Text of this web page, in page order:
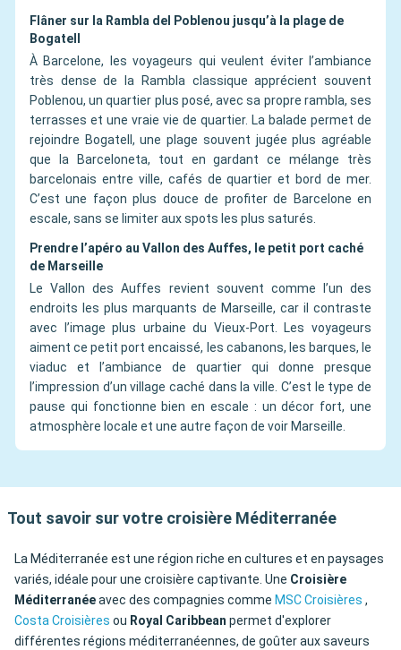
Flâner sur la Rambla del Poblenou jusqu’à la plage de
Bogatell
À Barcelone, les voyageurs qui veulent éviter l’ambiance
très dense de la Rambla classique apprécient souvent
Poblenou, un quartier plus posé, avec sa propre rambla, ses
terrasses et une vraie vie de quartier. La balade permet de
rejoindre Bogatell, une plage souvent jugée plus agréable
que la Barceloneta, tout en gardant ce mélange très
barcelonais entre ville, cafés de quartier et bord de mer.
C’est une façon plus douce de profiter de Barcelone en
escale, sans se limiter aux spots les plus saturés.
Prendre l’apéro au Vallon des Auffes, le petit port caché
de Marseille
Le Vallon des Auffes revient souvent comme l’un des
endroits les plus marquants de Marseille, car il contraste
avec l’image plus urbaine du Vieux-Port. Les voyageurs
aiment ce petit port encaissé, les cabanons, les barques, le
viaduc et l’ambiance de quartier qui donne presque
l’impression d’un village caché dans la ville. C’est le type de
pause qui fonctionne bien en escale : un décor fort, une
atmosphère locale et une autre façon de voir Marseille.
Tout savoir sur votre croisière Méditerranée
La Méditerranée est une région riche en cultures et en paysages
variés, idéale pour une croisière captivante. Une Croisière
Méditerranéeavec des compagnies comme MSC Croisières ,
Costa Croisières ou Royal Caribbean permet d'explorer
différentes régions méditerranéennes, de goûter aux saveurs